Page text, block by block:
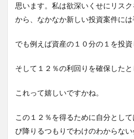
思います。私は欲深いくせにリス
から、なかなか新しい投資案件には
でも例えば資産の１０分の１を投資
そして１２％の利回りを確保したと
これって嬉しいですかね。
この１２％を得るために自分とし
び降りるつもりでわけのわからな